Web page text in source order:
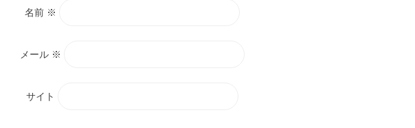
名前 ※
メール ※
サイト